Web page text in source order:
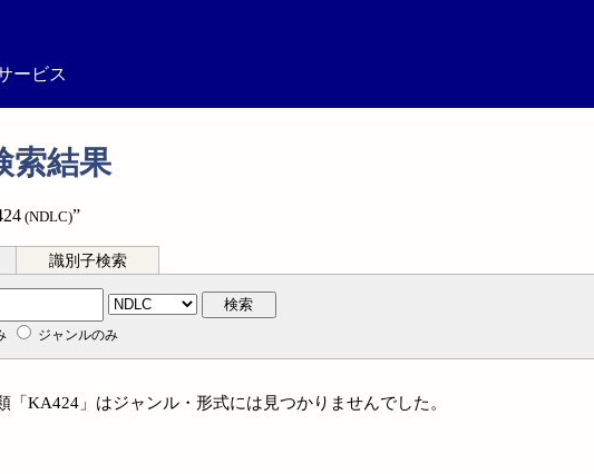
ービス
索結果
(NDLC)”
識別子検索
検索
ジャンルのみ
「KA424」はジャンル・形式には見つかりませんでした。